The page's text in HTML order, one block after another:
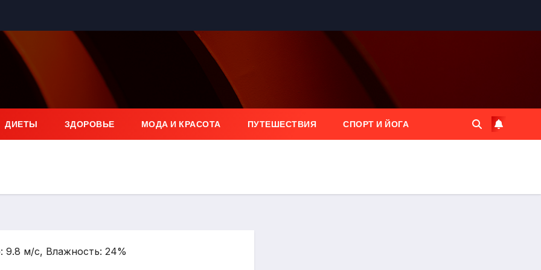
ДИЕТЫ ЗДОРОВЬЕ МОДА И КРАСОТА ПУТЕШЕСТВИЯ СПОРТ И ЙОГА
9.8 м/с, Влажность: 24%